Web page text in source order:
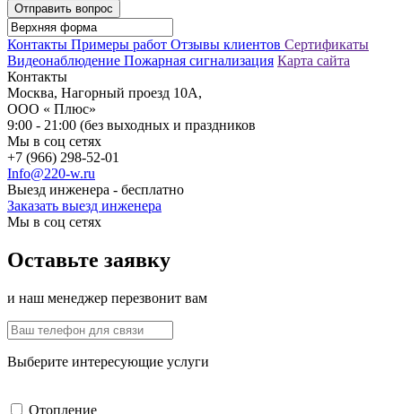
Отправить вопрос
Контакты Примеры работ Отзывы клиентов Сертификаты
Видеонаблюдение Пожарная сигнализация Карта сайта
Контакты
Москва, Нагорный проезд 10А,
ООО « Плюс»
9:00 - 21:00 (без выходных и праздников
Мы в соц сетях
+7 (966) 298-52-01
Info@220-w.ru
Выезд инженера - бесплатно
Заказать выезд инженера
Мы в соц сетях
Оставьте заявку
и наш менеджер перезвонит вам
Выберите интересующие услуги
Отопление